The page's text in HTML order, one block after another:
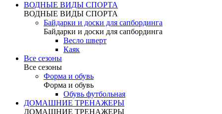
ВОДНЫЕ ВИДЫ СПОРТА
ВОДНЫЕ ВИДЫ СПОРТА
Байдарки и доски для сапбординга
Байдарки и доски для сапбординга
Весло шверт
Каяк
Все сезоны
Все сезоны
Форма и обувь
Форма и обувь
Обувь футбольная
ДОМАШНИЕ ТРЕНАЖЕРЫ
ДОМАШНИЕ ТРЕНАЖЕРЫ